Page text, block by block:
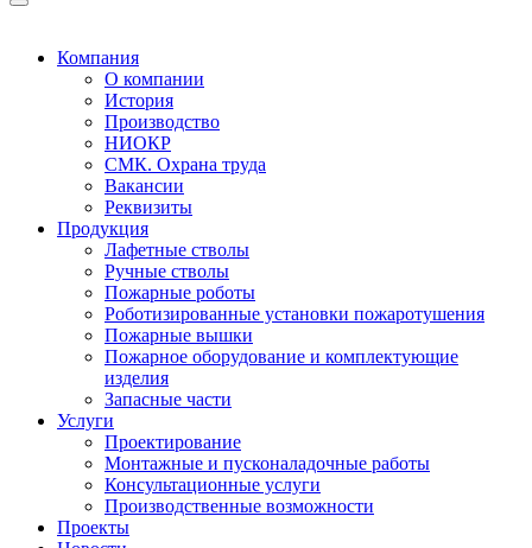
Компания
О компании
История
Производство
НИОКР
СМК. Охрана труда
Вакансии
Реквизиты
Продукция
Лафетные стволы
Ручные стволы
Пожарные роботы
Роботизированные установки пожаротушения
Пожарные вышки
Пожарное оборудование и комплектующие
изделия
Запасные части
Услуги
Проектирование
Монтажные и пусконаладочные работы
Консультационные услуги
Производственные возможности
Проекты